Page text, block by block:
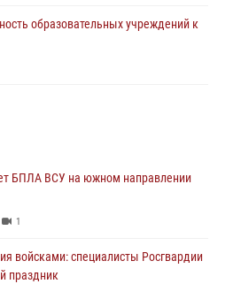
образовательных учреждений к
обеспечении безопасности Дня
в межведомственном
в Свердловской области
БПЛА ВСУ на южном направлении
1
войсками: специалисты Росгвардии
праздник